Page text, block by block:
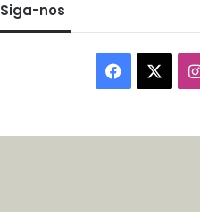
Siga-nos
Facebook